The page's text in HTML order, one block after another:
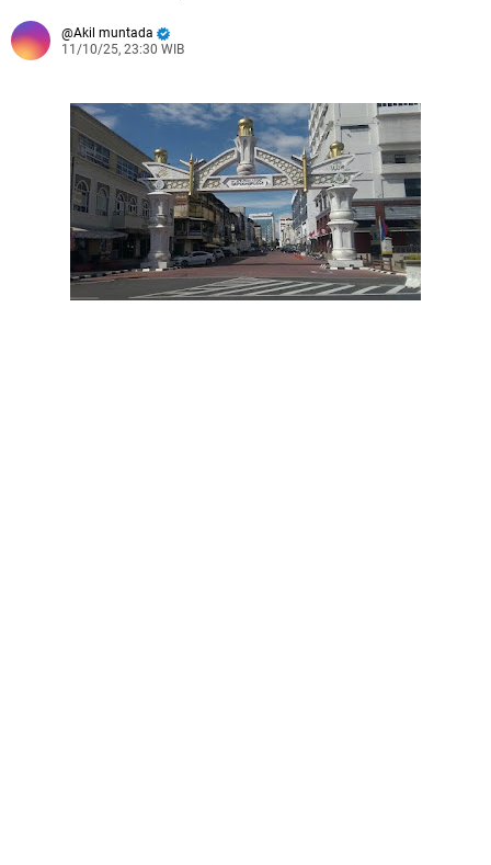
Akil muntada
11/10/25, 23:30 WIB